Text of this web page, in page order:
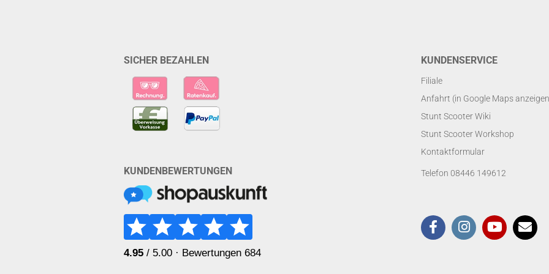
SICHER BEZAHLEN
KUNDENBEWERTUNGEN
KUNDENSERVICE
Filiale
Anfahrt (in Google Maps
Stunt Scooter Wiki
Stunt Scooter Workshop
Kontaktformular
Telefon 08446 149612